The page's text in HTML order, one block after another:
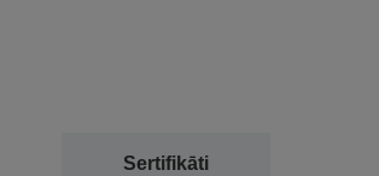
Sertifikāti